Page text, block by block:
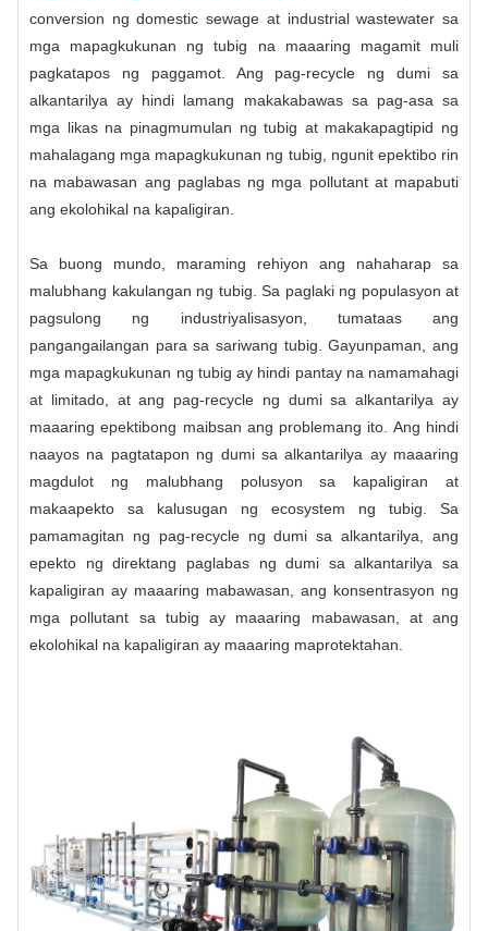
conversion ng domestic sewage at industrial wastewater sa
mga mapagkukunan ng tubig na maaaring magamit muli
pagkatapos ng paggamot. Ang pag-recycle ng dumi sa
alkantarilya ay hindi lamang makakabawas sa pag-asa sa
mga likas na pinagmumulan ng tubig at makakapagtipid ng
mahalagang mga mapagkukunan ng tubig, ngunit epektibo rin
na mabawasan ang paglabas ng mga pollutant at mapabuti
ang ekolohikal na kapaligiran.
Sa buong mundo, maraming rehiyon ang nahaharap sa
malubhang kakulangan ng tubig. Sa paglaki ng populasyon at
pagsulong ng industriyalisasyon, tumataas ang
pangangailangan para sa sariwang tubig. Gayunpaman, ang
mga mapagkukunan ng tubig ay hindi pantay na namamahagi
at limitado, at ang pag-recycle ng dumi sa alkantarilya ay
maaaring epektibong maibsan ang problemang ito. Ang hindi
naayos na pagtatapon ng dumi sa alkantarilya ay maaaring
magdulot ng malubhang polusyon sa kapaligiran at
makaapekto sa kalusugan ng ecosystem ng tubig. Sa
pamamagitan ng pag-recycle ng dumi sa alkantarilya, ang
epekto ng direktang paglabas ng dumi sa alkantarilya sa
kapaligiran ay maaaring mabawasan, ang konsentrasyon ng
mga pollutant sa tubig ay maaaring mabawasan, at ang
ekolohikal na kapaligiran ay maaaring maprotektahan.